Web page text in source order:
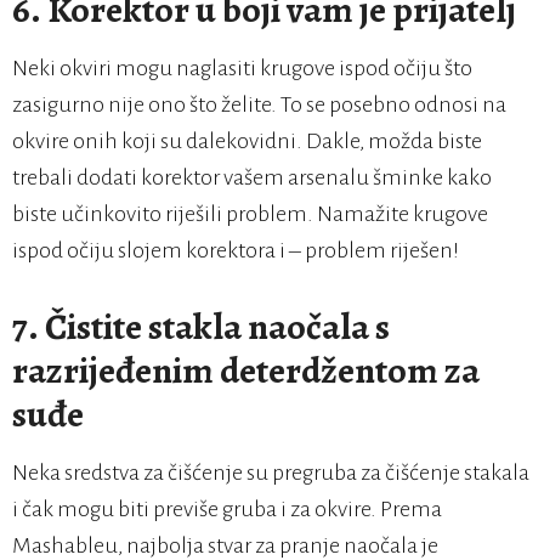
6. Korektor u boji vam je prijatelj
Neki okviri mogu naglasiti krugove ispod očiju što
zasigurno nije ono što želite. To se posebno odnosi na
okvire onih koji su dalekovidni. Dakle, možda biste
trebali dodati korektor vašem arsenalu šminke kako
biste učinkovito riješili problem. Namažite krugove
ispod očiju slojem korektora i – problem riješen!
7. Čistite stakla naočala s
razrijeđenim deterdžentom za
suđe
Neka sredstva za čišćenje su pregruba za čišćenje stakala
i čak mogu biti previše gruba i za okvire. Prema
Mashableu, najbolja stvar za pranje naočala je